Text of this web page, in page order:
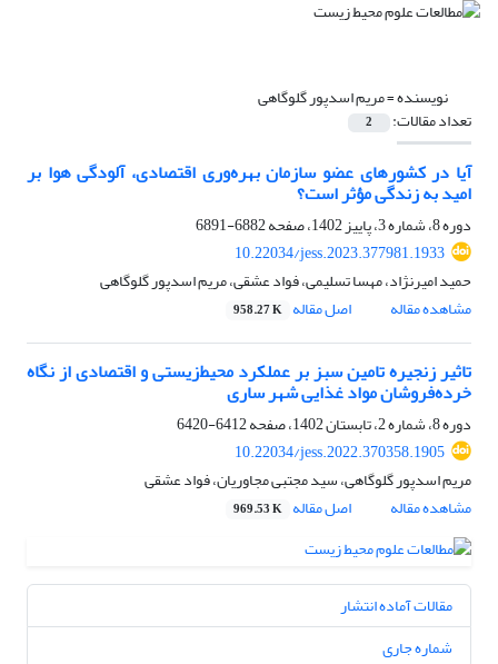
نویسنده =مریم اسدپور گلوگاهی
تعداد مقالات: 2
آیا در کشورهای عضو سازمان بهره‌وری اقتصادی، آلودگی هوا بر
امید به زندگی مؤثر است؟
دوره 8، شماره 3، پاییز 1402، صفحه
6882-6891
10.22034/jess.2023.377981.1933
حمید امیرنژاد، مهسا تسلیمی، فواد عشقی، مریم اسدپور گلوگاهی
مشاهده مقاله
اصل مقاله 958.27 K
تاثیر زنجیره تامین سبز بر عملکرد محیط‌زیستی و اقتصادی از نگاه
خرده‌فروشان مواد غذایی شهر ساری
دوره 8، شماره 2، تابستان 1402، صفحه
6412-6420
10.22034/jess.2022.370358.1905
مریم اسدپور گلوگاهی، سید مجتبی مجاوریان، فواد عشقی
مشاهده مقاله
اصل مقاله 969.53 K
مقالات آماده انتشار
شماره جاری